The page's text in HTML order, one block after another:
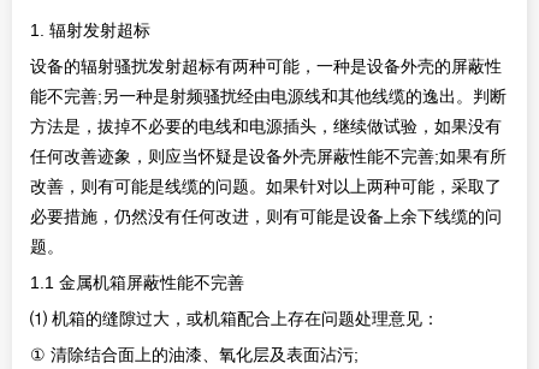
1. 辐射发射超标
设备的辐射骚扰发射超标有两种可能，一种是设备外壳的屏蔽性
能不完善; 另一种是射频骚扰经由电源线和其他线缆的逸出。判断
方法是，拔掉不必要的电线和电源插头，继续做试验，如果没有
任何改善迹象，则应当怀疑是设备外壳屏蔽性能不完善;如果有所
改善，则有可能是线缆的问题。如果针对以上两种可能，采取了
必要措施，仍然没有任何改进，则有可能是设备上余下线缆的问
题。
1.1 金属机箱屏蔽性能不完善
⑴ 机箱的缝隙过大，或机箱配合上存在问题处理意见：
① 清除结合面上的油漆、氧化层及表面沾污;